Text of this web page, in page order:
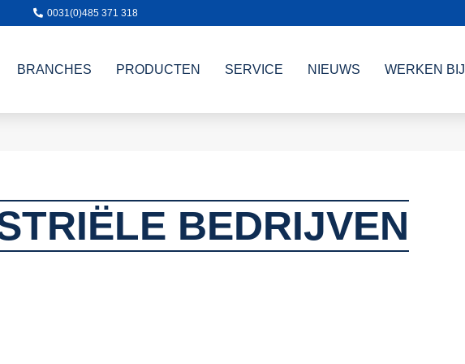
0031(0)485 371 318
BRANCHES PRODUCTEN SERVICE NIEUWS WERKEN BIJ
BEDRIJVEN